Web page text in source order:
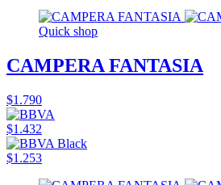
Quick shop
CAMPERA FANTASIA
$1.790
$1.432
$1.253